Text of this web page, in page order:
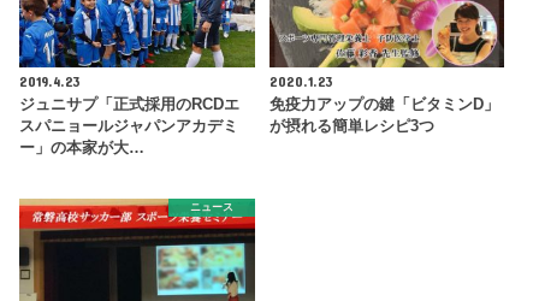
2019.4.23
ジュニサプ「正式採用のRCDエ
スパニョールジャパンアカデミ
ー」の本家が大…
2020.1.23
免疫力アップの鍵「ビタミンD」
が摂れる簡単レシピ3つ
ニュース